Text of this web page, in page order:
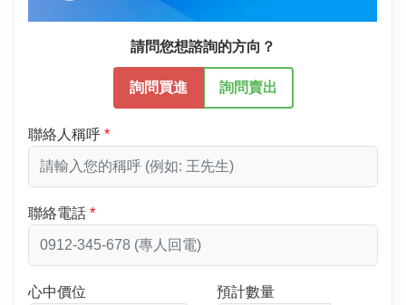
請問您想諮詢的方向？
詢問買進 詢問賣出
聯絡人稱呼
聯絡電話
心中價位
預計數量